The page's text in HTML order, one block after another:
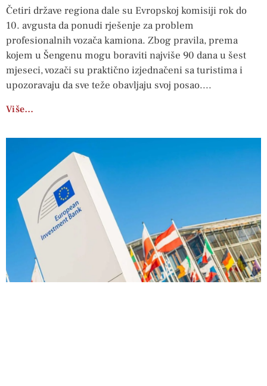
Četiri države regiona dale su Evropskoj komisiji rok do
10. avgusta da ponudi rješenje za problem
profesionalnih vozača kamiona. Zbog pravila, prema
kojem u Šengenu mogu boraviti najviše 90 dana u šest
mjeseci, vozači su praktično izjednačeni sa turistima i
upozoravaju da sve teže obavljaju svoj posao.
Više…